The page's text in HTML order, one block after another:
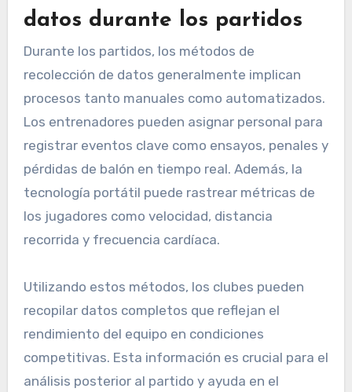
datos durante los partidos
Durante los partidos, los métodos de
recolección de datos generalmente implican
procesos tanto manuales como automatizados.
Los entrenadores pueden asignar personal para
registrar eventos clave como ensayos, penales y
pérdidas de balón en tiempo real. Además, la
tecnología portátil puede rastrear métricas de
los jugadores como velocidad, distancia
recorrida y frecuencia cardíaca.
Utilizando estos métodos, los clubes pueden
recopilar datos completos que reflejan el
rendimiento del equipo en condiciones
competitivas. Esta información es crucial para el
análisis posterior al partido y ayuda en el